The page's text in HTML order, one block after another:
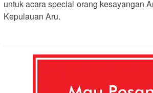
untuk acara special orang kesayangan
Kepulauan Aru.